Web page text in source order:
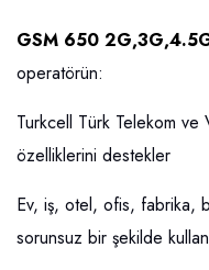
GSM 650
operatörün:
Turkcell Türk Telekom
özelliklerini destekler
Ev, iş, otel, ofis, fabrika,
sorunsuz bir şekilde